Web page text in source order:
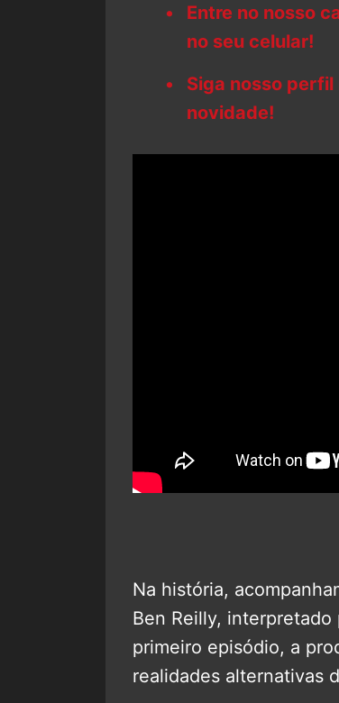
Entre no nosso
no seu celular!
Siga nosso perfil
novidade!
Na história,
Ben Reilly, interpretado
primeiro episódio, a
realidades alternativas